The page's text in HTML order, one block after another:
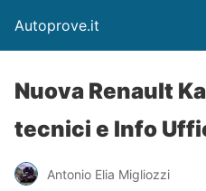
Autoprove.it
Nuova Renault
tecnici e Info
Antonio Elia Migliozzi